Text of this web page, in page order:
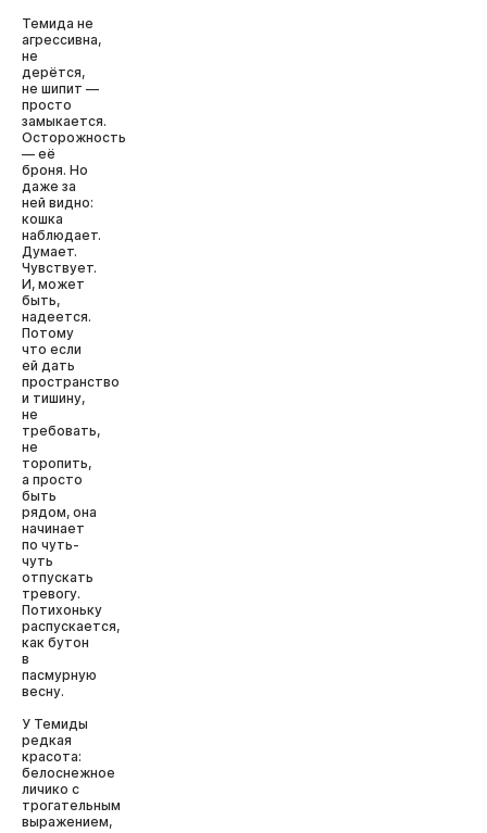
Темида не
агрессивна,
не
дерётся,
не шипит —
просто
замыкается.
Осторожность
— её
броня. Но
даже за
ней видно:
кошка
наблюдает.
Думает.
Чувствует.
И, может
быть,
надеется.
Потому
что если
ей дать
пространство
и тишину,
не
требовать,
не
торопить,
а просто
быть
рядом, она
начинает
по чуть-
чуть
отпускать
тревогу.
Потихоньку
распускается,
как бутон
в
пасмурную
весну.
У Темиды
редкая
красота:
белоснежное
личико с
трогательным
выражением,